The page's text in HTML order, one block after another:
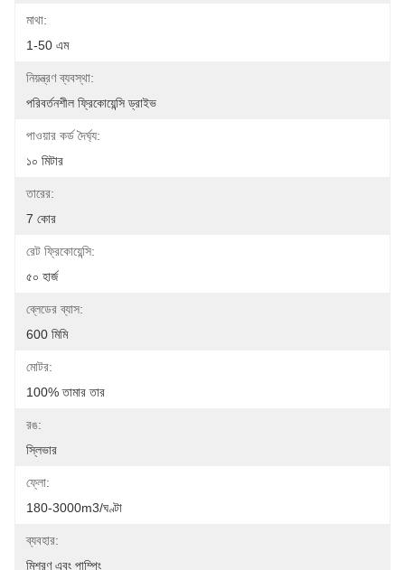
মাথা:
1-50 এম
নিয়ন্ত্রণ ব্যবস্থা:
পরিবর্তনশীল ফ্রিকোয়েন্সি ড্রাইভ
পাওয়ার কর্ড দৈর্ঘ্য:
১০ মিটার
তারের:
7 কোর
রেট ফ্রিকোয়েন্সি:
৫০ হার্জ
ব্লেডের ব্যাস:
600 মিমি
মোটর:
100% তামার তার
রঙ:
স্লিভার
ফ্লো:
180-3000m3/ঘণ্টা
ব্যবহার:
মিশ্রণ এবং পাম্পিং